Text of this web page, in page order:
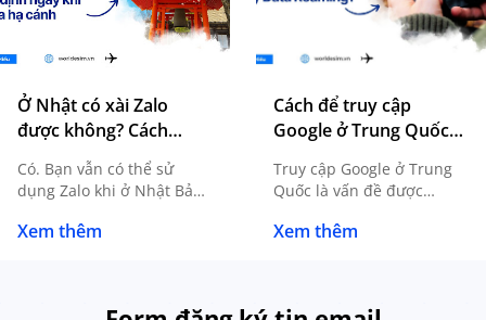
Ở Nhật có xài Zalo
được không? Cách
dùng Zalo khi đi Nhật
Có. Bạn vẫn có thể sử
dụng Zalo khi ở Nhật Bản
video, gửi hình ảnh và trao
Xem thêm
Cách để truy cập
Google ở Trung Quốc
Truy cập Google ở Trung
Quốc là vấn đề được
trước mỗi chuyến đi. Bởi
Xem thêm